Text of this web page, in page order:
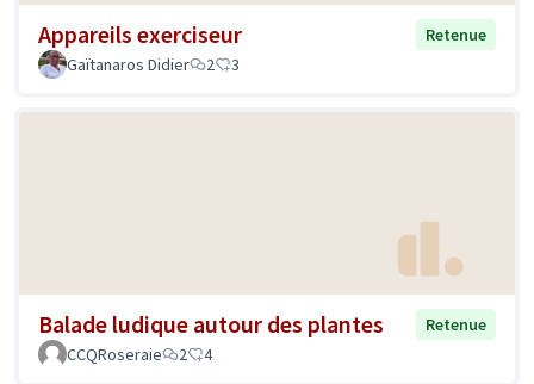
Appareils exerciseur
Retenue
Gaïtanaros Didier
2 3
Balade ludique autour des plantes
Retenue
CCQRoseraie
2 4